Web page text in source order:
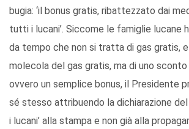
bugia: ‘il bonus gratis, ribattezzato dai
tutti i lucani’. Siccome le famiglie lucane
da tempo che non si tratta di gas gratis,
molecola del gas gratis, ma di uno
ovvero un semplice bonus, il Presidente
sé stesso attribuendo la dichiarazione
i lucani’ alla stampa e non già alla